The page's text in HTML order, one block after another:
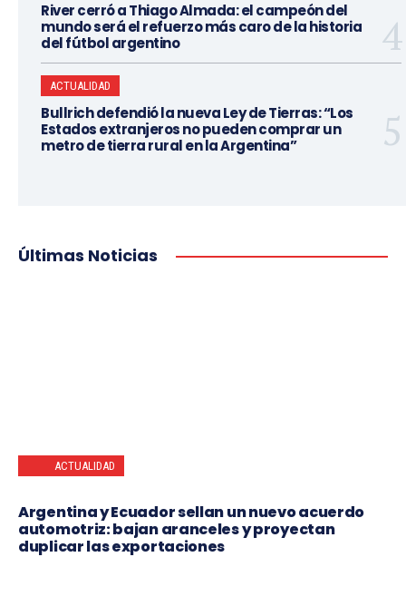
River cerró a Thiago Almada: el campeón del
mundo será el refuerzo más caro de la historia
del fútbol argentino
ACTUALIDAD
Bullrich defendió la nueva Ley de Tierras: “Los
Estados extranjeros no pueden comprar un
metro de tierra rural en la Argentina”
Últimas Noticias
ACTUALIDAD
Argentina y Ecuador sellan un nuevo acuerdo
automotriz: bajan aranceles y proyectan
duplicar las exportaciones